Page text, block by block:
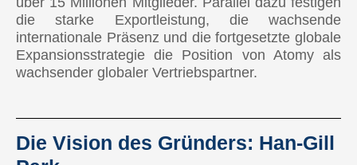
die starke Exportleistung, die wachsende
internationale Präsenz und die fortgesetzte globale
Expansionsstrategie die Position von Atomy als
wachsender globaler Vertriebspartner.
Die Vision des Gründers: Han-Gill